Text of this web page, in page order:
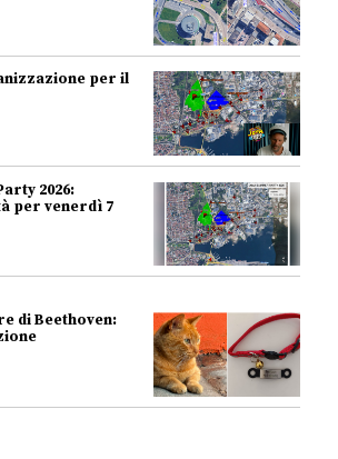
per il
2026:
per venerdì 7
di Beethoven: